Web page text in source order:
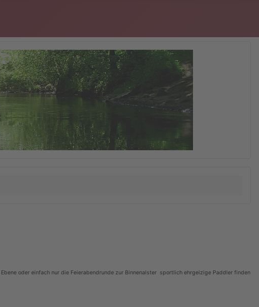
oder einfach nur die Feierabendrunde zur Binnenalster sportlich ehrgeizige Paddler finden